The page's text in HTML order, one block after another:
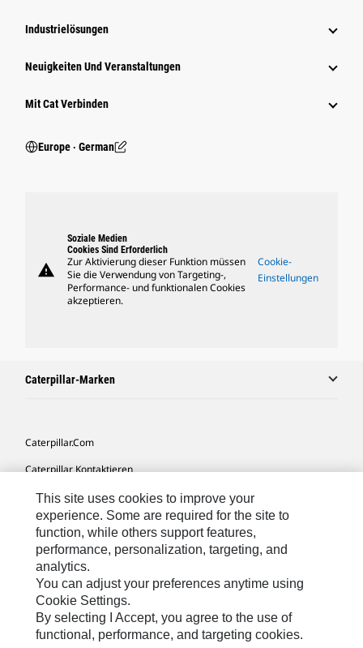
Industrielösungen
Neuigkeiten Und Veranstaltungen
Mit Cat Verbinden
Europe ‧ German
warning
Soziale Medien
Cookies Sind Erforderlich
Zur Aktivierung dieser Funktion müssen
Sie die Verwendung von Targeting-,
Performance- und funktionalen Cookies
akzeptieren.
Cookie-
Einstellungen
Caterpillar-Marken
Caterpillar.com
Caterpillar Kontaktieren
Meine Marketing-Präferenzen
Seitenübersicht
Cookie Settings
Rechtliche Hinweise
Datenschutz
This site uses cookies to improve your
experience. Some are required for the site to
function, while others support features,
performance, personalization, targeting, and
analytics.
You can adjust your preferences anytime using
Cookie Settings.
By selecting I Accept, you agree to the use of
functional, performance, and targeting cookies.